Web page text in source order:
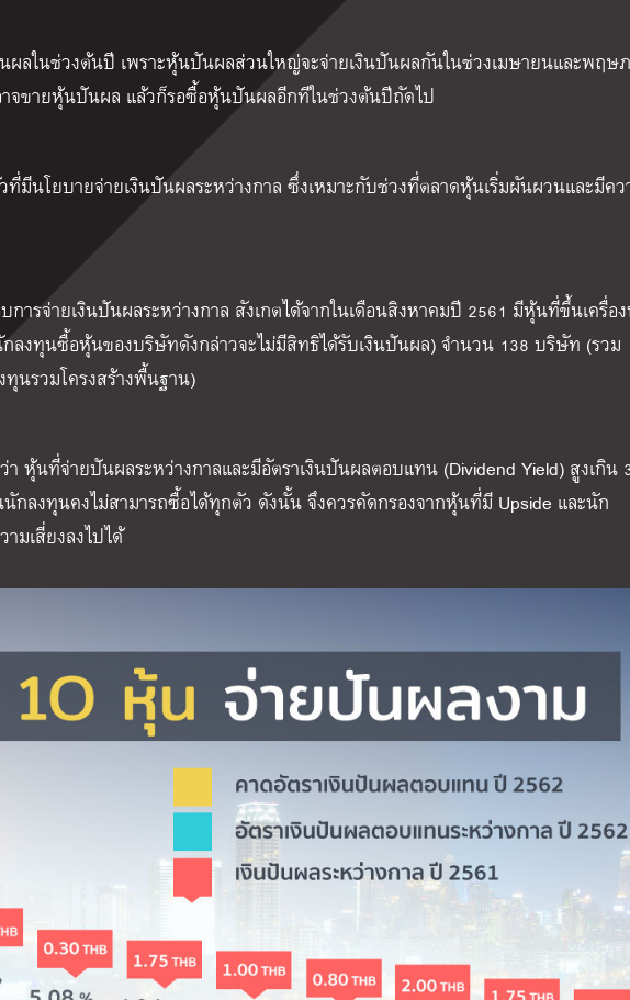
ลในช่วงต้นปี เพราะหุ้นปันผลส่วนใหญ่จะจ่ายเงินปันผลกันในช่วงเมษายนและพฤษ
าจขายหุ้นปันผล แล้วก็รอซื้อหุ้นปันผลอีกทีในช่วงต้นปีถัดไป
มีนโยบายจ่ายเงินปันผลระหว่างกาล ซึ่งเหมาะกับช่วงที่ตลาดหุ้นเริ่มผันผวนและมีคว
ารจ่ายเงินปันผลระหว่างกาล สังเกตได้จากในเดือนสิงหาคมปี 2561 มีหุ้นที่ขึ้นเครื่อ
ลงทุนซื้อหุ้นของบริษัทดังกล่าวจะไม่มีสิทธิได้รับเงินปันผล) จำนวน 138 บริษัท (รวม
นรวมโครงสร้างพื้นฐาน)
หุ้นที่จ่ายปันผลระหว่างกาลและมีอัตราเงินปันผลตอบแทน (Dividend Yield) สูงเกิน
ลงทุนคงไม่สามารถซื้อได้ทุกตัว ดังนั้น จึงควรคัดกรองจากหุ้นที่มี Upside และนัก
มเสี่ยงลงไปได้